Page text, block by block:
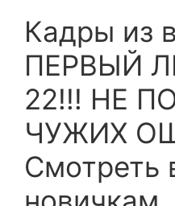
Кадры из
ПЕРВЫЙ
22!!! НЕ
ЧУЖИХ
Смотреть